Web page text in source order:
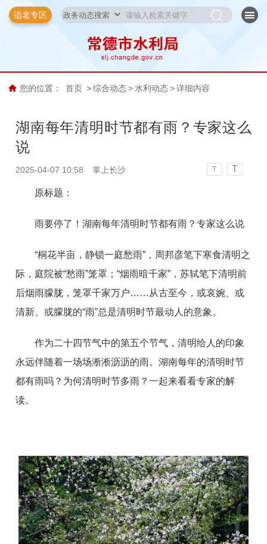
适老专区
您的位置： 首页 > 综合动态 > 水利动态 > 详细内容
湖南每年清明时节都有雨？专家这么
说
2025-04-07 10:58 掌上长沙 T T
原标题：
雨要停了！湖南每年清明时节都有雨？专家这么说
“桐花半亩，静锁一庭愁雨”，周邦彦笔下寒食清明之
际，庭院被“愁雨”笼罩；“烟雨暗千家”，苏轼笔下清明前
后烟雨朦胧，笼罩千家万户……从古至今，或哀婉、或
清新、或朦胧的“雨”总是清明时节最动人的意象。
作为二十四节气中的第五个节气，清明给人的印象
永远伴随着一场场淅淅沥沥的雨。湖南每年的清明时节
都有雨吗？为何清明时节多雨？一起来看看专家的解
读。